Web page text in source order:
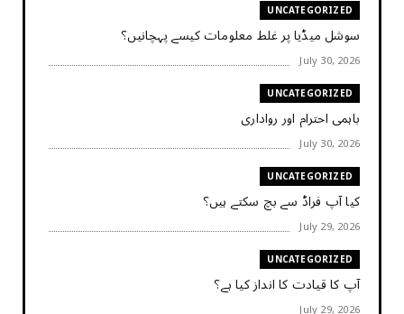
UNCATEGORIZED
سوشل میڈیا پر غلط معلومات کیسے پہچانیں؟
July 30, 2026
UNCATEGORIZED
باہمی احترام اور رواداری
July 30, 2026
UNCATEGORIZED
کیا آپ فراڈ سے بچ سکتے ہیں؟
July 29, 2026
UNCATEGORIZED
آپ کا قیادت کا انداز کیا ہے؟